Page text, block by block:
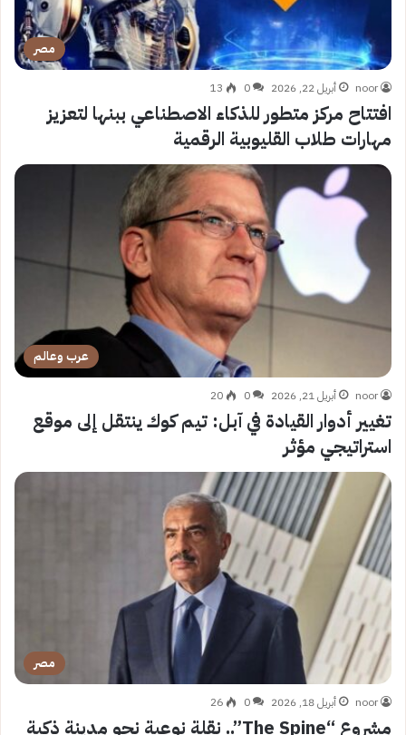
مصر
noor أبريل 22, 2026 0
13
افتتاح مركز متطور للذكاء الاصطناعي ببنها لتعزيز
مهارات طلاب القليوبية الرقمية
عرب وعالم
noor أبريل 21, 2026 0
20
تغيير أدوار القيادة في آبل: تيم كوك ينتقل إلى موقع
استراتيجي مؤثر
مصر
noor أبريل 18, 2026 0
26
مشروع “The Spine”.. نقلة نوعية نحو مدينة ذكية